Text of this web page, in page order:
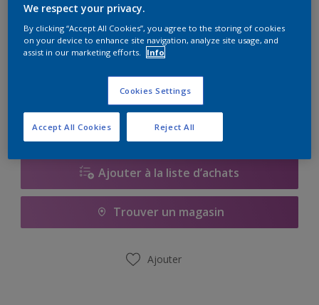
5L
Quantité Calculateur de peinture
Ajouter à la liste d’achats
Trouver un magasin
Ajouter
We respect your privacy.
By clicking “Accept All Cookies”, you agree to the storing of cookies
on your device to enhance site navigation, analyze site usage, and
assist in our marketing efforts.
Info
Cookies Settings
Reject All
Accept All Cookies